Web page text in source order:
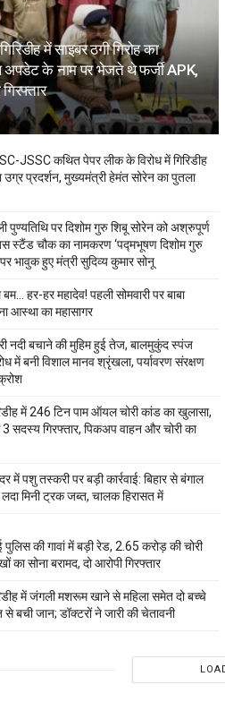
में साइबर ठगी गिरोह का
अपडेट के नाम पर भेजते थे फर्जी APK,
JSSC कथित पेपर लीक के विरोध में गिरिडीह
उग्र प्रदर्शन, मुख्यमंत्री हेमंत सोरेन का पुतला
पर दिशोम गुरु शिबू सोरेन को अश्रुपूर्ण
बस स्टैंड चौक का नामकरण ‘पद्मभूषण दिशोम गुरु
भावुक हुए मंत्री सुदिव्य कुमार सोनू
हर-हर महादेव! पहली सोमवारी पर बाबा
आस्था का महासागर
नदी बचाने की मुहिम हुई तेज, बालमुकुंद स्पंज
में बनी विशाल मानव श्रृंखला, पर्यावरण संरक्षण
में 246 टिन पाम ऑयल चोरी कांड का खुलासा,
3 सदस्य गिरफ्तार, पिकअप वाहन और चोरी का
में पशु तस्करी पर बड़ी कार्रवाई: बिहार से बंगाल
मिनी ट्रक जब्त, चालक हिरासत में
की गावां में बड़ी रेड, 2.65 करोड़ की चोरी
का सोना बरामद, दो आरोपी गिरफ्तार
में जंगली मशरूम खाने से महिला समेत दो बच्चे
बची जान; डॉक्टरों ने जारी की चेतावनी